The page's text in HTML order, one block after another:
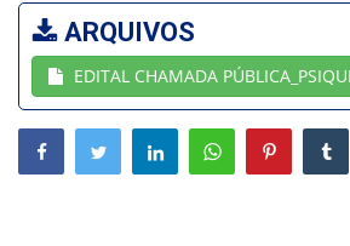
Webmail
Contato
ARQUIVOS
EDITAL CHAMADA